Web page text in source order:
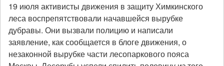
19 июля активисты движения в защиту Химкинского
леса воспрепятствовали начавшейся вырубке
дубравы. Они вызвали полицию и написали
заявление, как сообщается в блоге движения, о
незаконной вырубке части лесопаркового пояса